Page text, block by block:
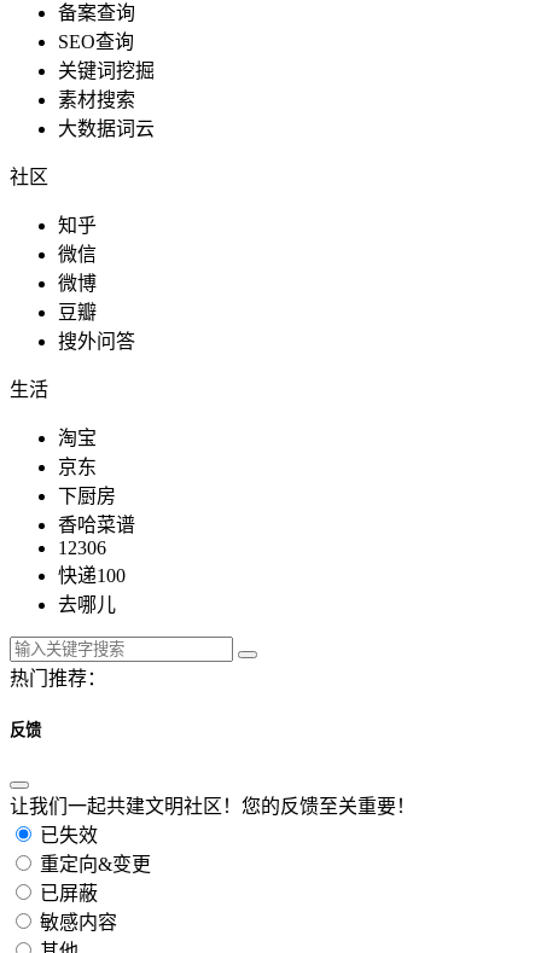
备案查询
SEO查询
关键词挖掘
素材搜索
大数据词云
社区
知乎
微信
微博
豆瓣
搜外问答
生活
淘宝
京东
下厨房
香哈菜谱
12306
快递100
去哪儿
热门推荐：
反馈
让我们一起共建文明社区！您的反馈至关重要！
已失效
重定向&变更
已屏蔽
敏感内容